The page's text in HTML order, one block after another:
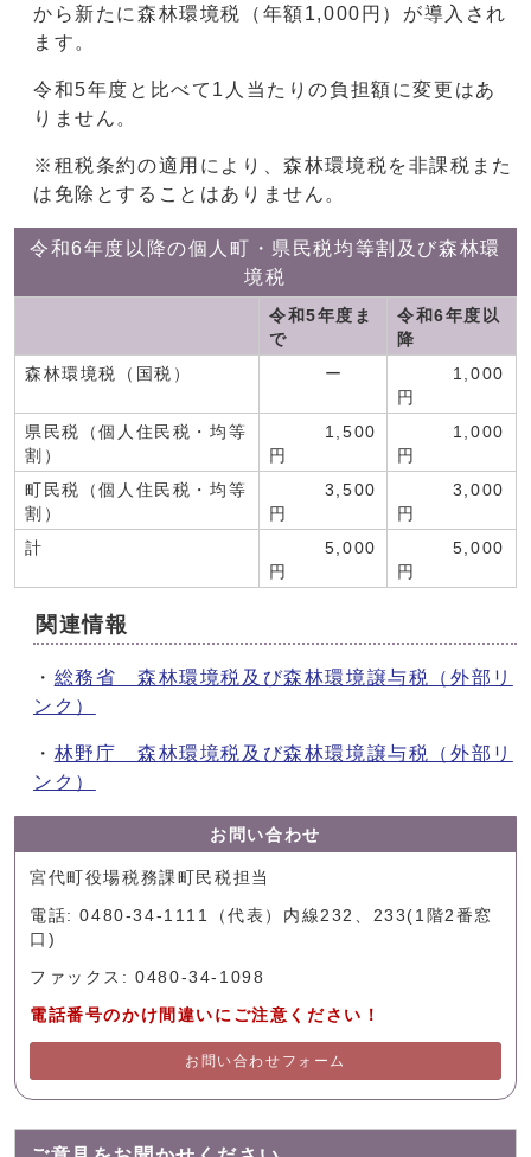
から新たに森林環境税（年額1,000円）が導入され
ます。
令和5年度と比べて1人当たりの負担額に変更はあ
りません。
※租税条約の適用により、森林環境税を非課税また
は免除とすることはありません。
令和6年度以降の個人町・県民税均等割及び森林環
境税
令和5年度ま
で
令和6年度以
降
森林環境税（国税）
ー
1,000
円
県民税（個人住民税・均等
割）
1,500
円
1,000
円
町民税（個人住民税・均等
割）
3,500
円
3,000
円
計
5,000
円
5,000
円
関連情報
・ 総務省 森林環境税及び森林環境譲与税（外部リ
ンク）
・ 林野庁 森林環境税及び森林環境譲与税（外部リ
ンク）
お問い合わせ
宮代町役場税務課町民税担当
電話: 0480-34-1111（代表）内線232、233(1階2番窓
口)
ファックス: 0480-34-1098
電話番号のかけ間違いにご注意ください！
お問い合わせフォーム